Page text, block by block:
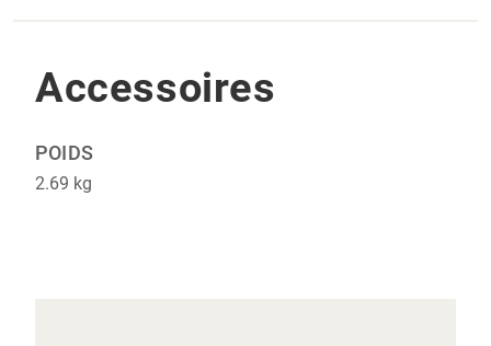
Accessoires
POIDS
2.69 kg